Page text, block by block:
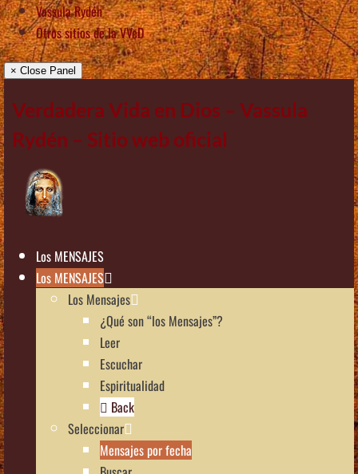
Vassula Rydén
Otros sitios de la VVeD
× Close Panel
Verdadera Vida en Dios – Vassula
Rydén – Sitio web oficial
Los MENSAJES
Los MENSAJES
Los Mensajes
¿Qué son “los Mensajes”?
Leer
Escuchar
Espiritualidad
Back
Seleccionar
Mensajes por fecha